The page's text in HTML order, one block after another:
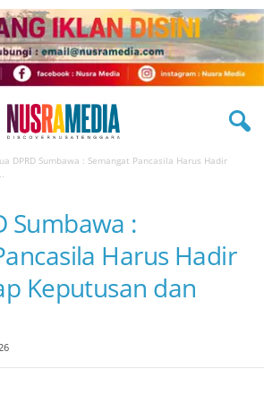
DPRD Sumbawa : Semangat Pancasila Harus Hadir
Sumbawa :
Harus Hadir
Keputusan dan